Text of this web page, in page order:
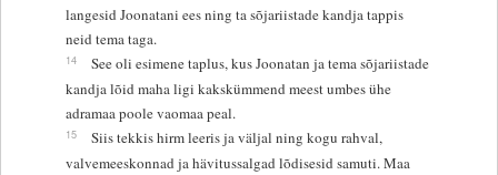
langesid Joonatani ees ning ta sõjariistade kandja tappis
neid tema taga.
14
See oli esimene taplus, kus Joonatan ja tema sõjariistade
kandja lõid maha ligi kakskümmend meest umbes ühe
adramaa poole vaomaa peal.
15
Siis tekkis hirm leeris ja väljal ning kogu rahval,
valvemeeskonnad ja hävitussalgad lõdisesid samuti. Maa